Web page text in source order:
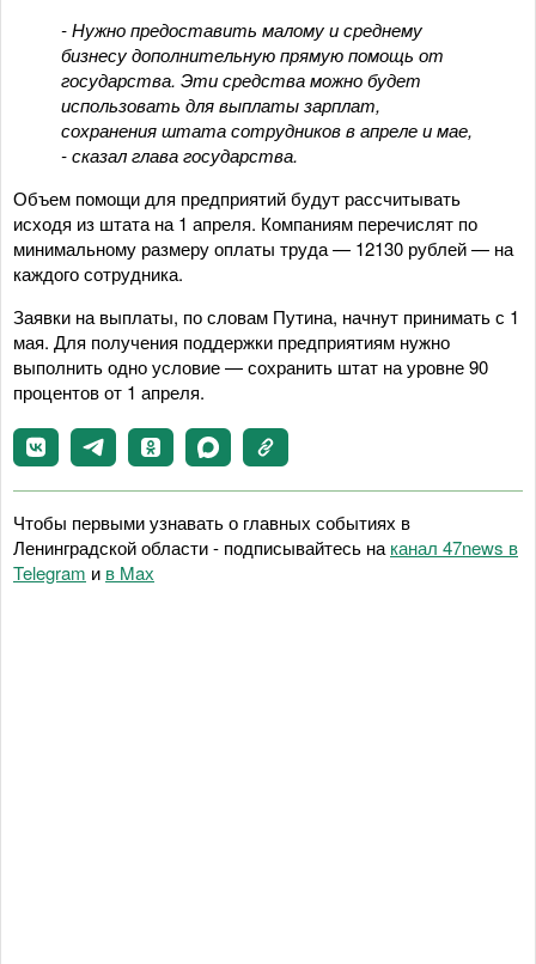
- Нужно предоставить малому и среднему
бизнесу дополнительную прямую помощь от
государства. Эти средства можно будет
использовать для выплаты зарплат,
сохранения штата сотрудников в апреле и мае,
- сказал глава государства.
Объем помощи для предприятий будут рассчитывать
исходя из штата на 1 апреля. Компаниям перечислят по
минимальному размеру оплаты труда — 12130 рублей — на
каждого сотрудника.
Заявки на выплаты, по словам Путина, начнут принимать с 1
мая. Для получения поддержки предприятиям нужно
выполнить одно условие — сохранить штат на уровне 90
процентов от 1 апреля.
Чтобы первыми узнавать о главных событиях в
Ленинградской области - подписывайтесь на канал 47news в
Telegram и в Maх